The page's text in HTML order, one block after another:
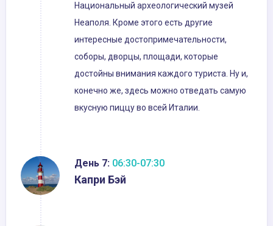
Национальный археологический музей
Неаполя. Кроме этого есть другие
интересные достопримечательности,
соборы, дворцы, площади, которые
достойны внимания каждого туриста. Ну и,
конечно же, здесь можно отведать самую
вкусную пиццу во всей Италии.
День 7: 06:30-07:30
Капри Бэй